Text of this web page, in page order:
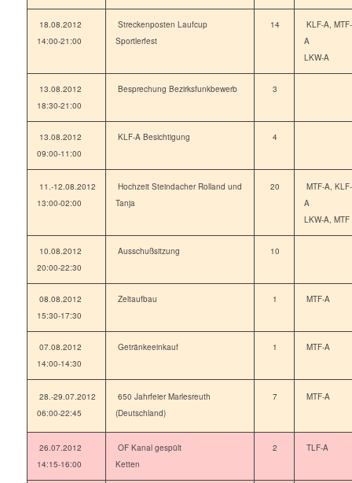
18.08.2012
14:00-21:00
Streckenposten Laufcup
Sportlerfest
14
KLF-A, MTF-
A
LKW-A
13.08.2012
18:30-21:00
Besprechung Bezirksfunkbewerb 3
13.08.2012
09:00-11:00
KLF-A Besichtigung 4
11.-12.08.2012
13:00-02:00
Hochzeit Steindacher Rolland und
Tanja
20
MTF-A, KLF-
A
LKW-A, MTF
10.08.2012
20:00-22:30
Ausschußsitzung 10
08.08.2012
15:30-17:30
Zeltaufbau 1 MTF-A
07.08.2012
14:00-14:30
Getränkeeinkauf 1 MTF-A
28.-29.07.2012
06:00-22:45
650 Jahrfeier Marlesreuth
(Deutschland)
7 MTF-A
26.07.2012
14:15-16:00
OF Kanal gespült
Ketten
2 TLF-A